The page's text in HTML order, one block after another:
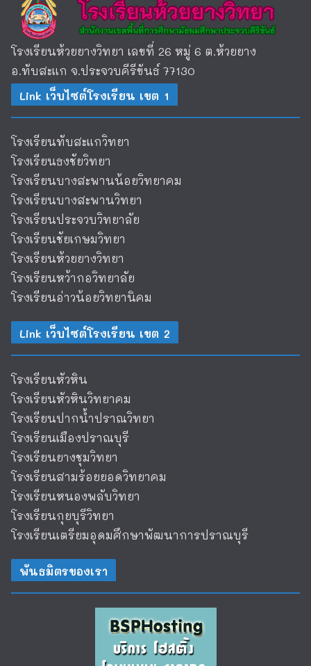
โรงเรียนห้วยยางวิทยา เลขที่ 26 หมู่ 6 ต.ห้วยยาง
อ.ทับสะแก จ.ประจวบคีรีขันธ์ 77130
Link เว็บไซต์โรงเรียน เขต 1
โรงเรียนทับสะแกวิทยา
โรงเรียนธงชัยวิทยา
โรงเรียนบางสะพานน้อยวิทยาคม
โรงเรียนบางสะพานวิทยา
โรงเรียนประจวบวิทยาลัย
โรงเรียนชัยเกษมวิทยา
โรงเรียนห้วยยางวิทยา
โรงเรียนหว้ากอวิทยาลัย
โรงเรียนอ่าวน้อยวิทยานิคม
Link เว็บไซต์โรงเรียน เขต 2
โรงเรียนหัวหิน
โรงเรียนหัวหินวิทยาคม
โรงเรียนปากน้ำปราณวิทยา
โรงเรียนเมืองปราณบุรี
โรงเรียนยางชุมวิทยา
โรงเรียนสามร้อยยอดวิทยาคม
โรงเรียนหนองพลับวิทยา
โรงเรียนกุยบุรีวิทยา
โรงเรียนเตรียมอุดมศึกษาพัฒนาการปราณบุรี
พันธมิตรของเรา